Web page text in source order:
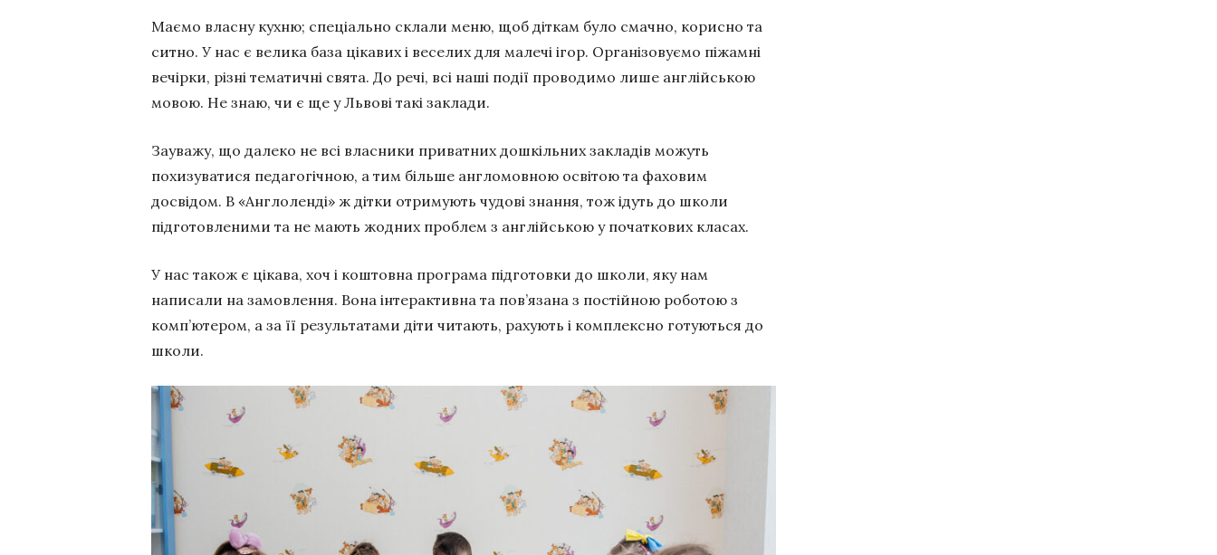
Маємо власну кухню; спеціально склали меню, щоб діткам було смачно, корисно та
ситно. У нас є велика база цікавих і веселих для малечі ігор. Організовуємо піжамні
вечірки, різні тематичні свята. До речі, всі наші події проводимо лише англійською
мовою. Не знаю, чи є ще у Львові такі заклади.
Зауважу, що далеко не всі власники приватних дошкільних закладів можуть
похизуватися педагогічною, а тим більше англомовною освітою та фаховим
досвідом. В «Англоленді» ж дітки отримують чудові знання, тож ідуть до школи
підготовленими та не мають жодних проблем з англійською у початкових класах.
У нас також є цікава, хоч і коштовна програма підготовки до школи, яку нам
написали на замовлення. Вона інтерактивна та пов’язана з постійною роботою з
комп’ютером, а за її результатами діти читають, рахують і комплексно готуються до
школи.